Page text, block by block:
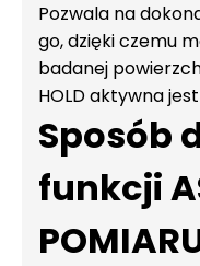
Pozwala na
go, dzięki czemu
badanej
HOLD aktywna
Sposób
funkcji